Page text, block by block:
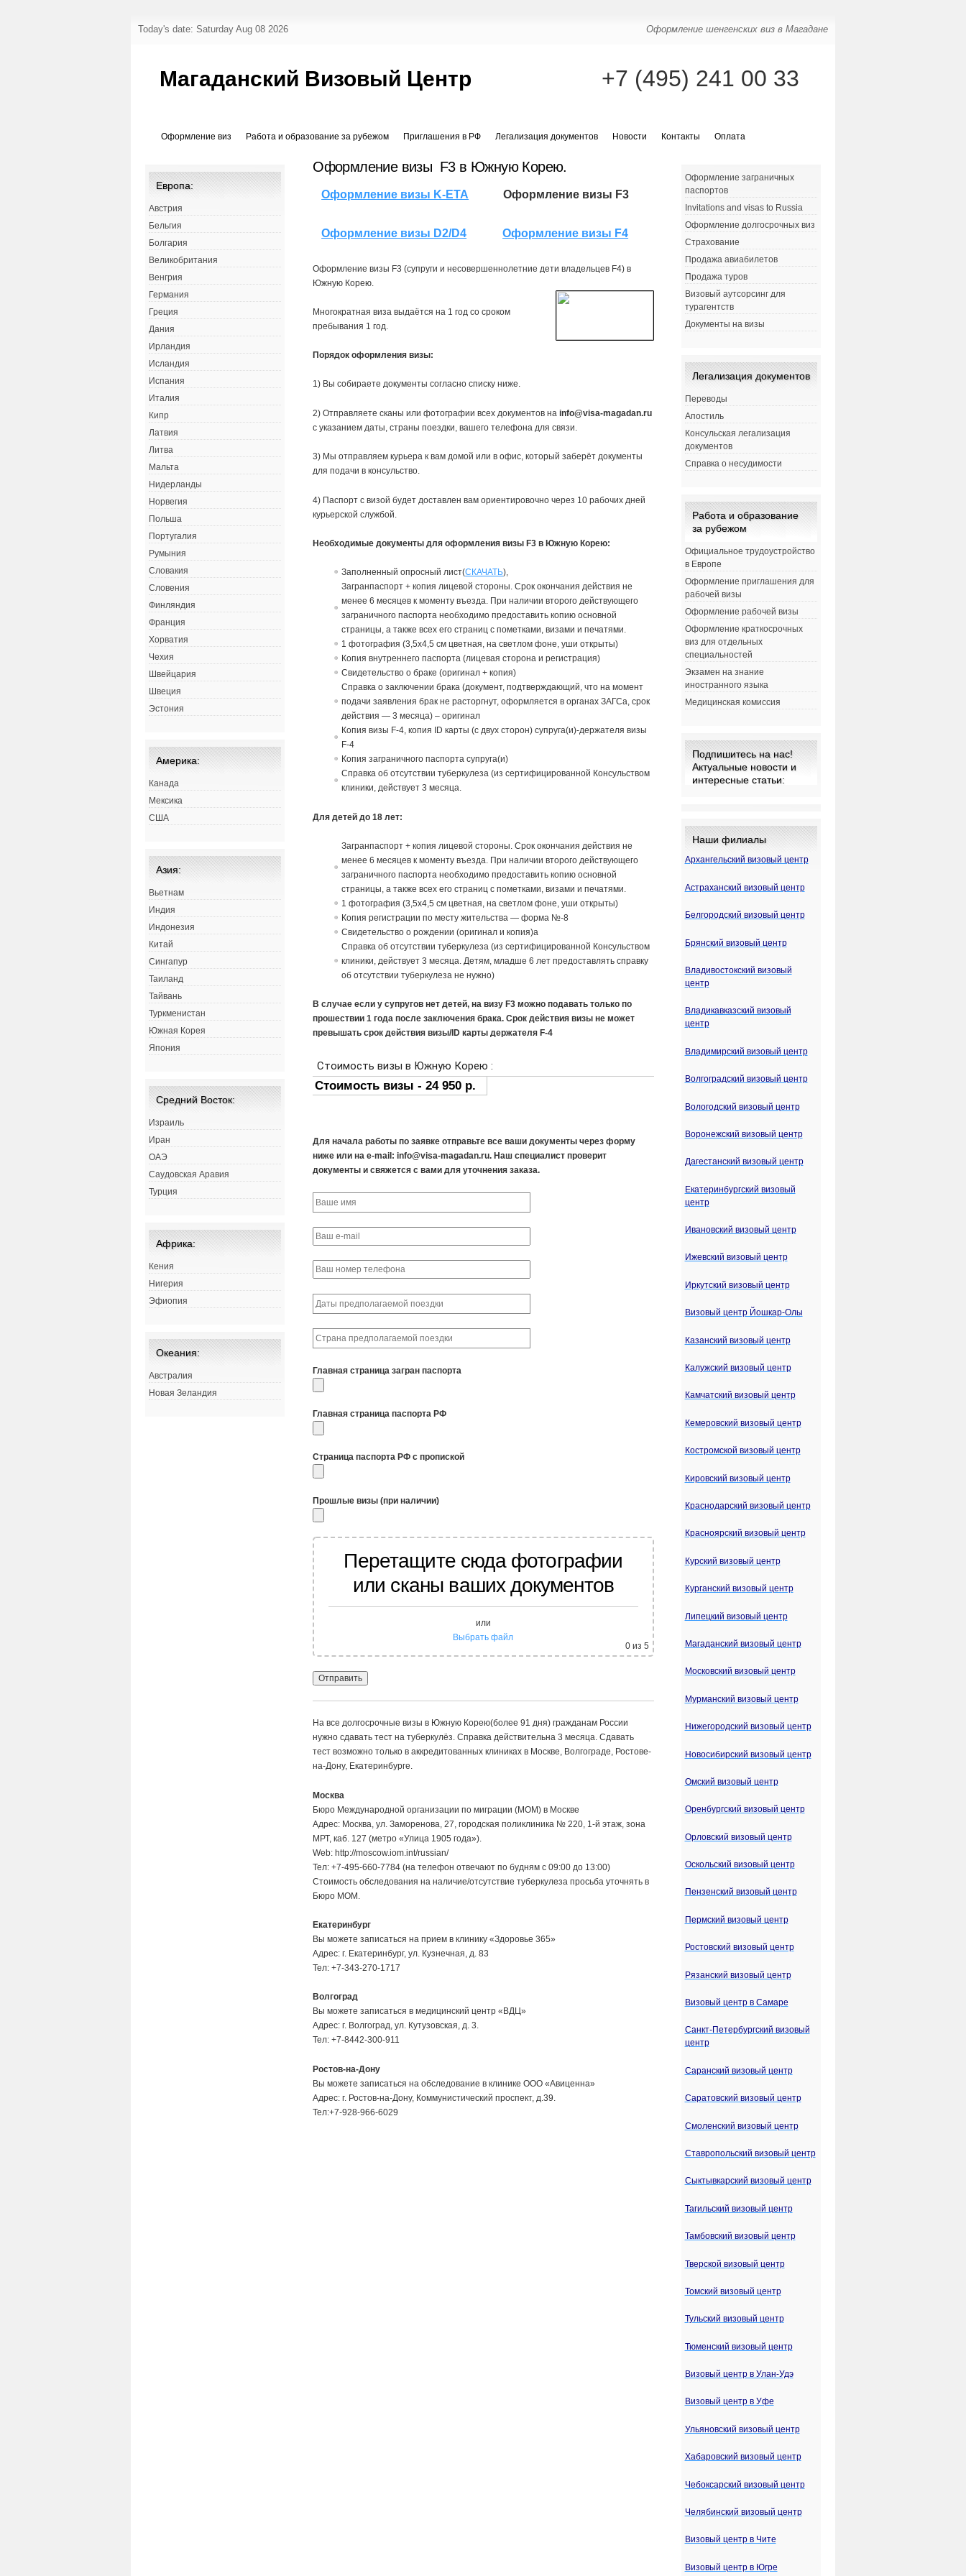
Оформление шенгенских виз в Магадане
Today's date: Saturday Aug 08 2026
Магаданский Визовый Центр +7 (495) 241 00 33
Оформление виз Работа и образование за рубежом Приглашения в РФ Легализация документов Новости Контакты Оплата
Оформление визы F3 в Южную Корею.
Оформление визы K-ETA Оформление визы F3
Оформление визы D2/D4 Оформление визы F4
Оформление визы F3 (супруги и несовершеннолетние дети владельцев F4) в
Южную Корею.
Многократная виза выдаётся на 1 год со сроком
пребывания 1 год.
Порядок оформления визы:
1) Вы собираете документы согласно списку ниже.
2) Отправляете сканы или фотографии всех документов наinfo@visa-magadan.ru
с указанием даты, страны поездки, вашего телефона для связи.
3) Мы отправляем курьера к вам домой или в офис, который заберёт документы
для подачи в консульство.
4) Паспорт с визой будет доставлен вам ориентировочно через 10 рабочих дней
курьерской службой.
Необходимые документы для оформления визы F3 в Южную Корею:
Заполненный опросный лист(СКАЧАТЬ),
Загранпаспорт + копия лицевой стороны. Срок окончания действия не
менее 6 месяцев к моменту въезда. При наличии второго действующего
заграничного паспорта необходимо предоставить копию основной
страницы, а также всех его страниц с пометками, визами и печатями.
1 фотография (3,5х4,5 см цветная, на светлом фоне, уши открыты)
Копия внутреннего паспорта (лицевая сторона и регистрация)
Свидетельство о браке (оригинал + копия)
Справка о заключении брака (документ, подтверждающий, что на момент
подачи заявления брак не расторгнут, оформляется в органах ЗАГСа, срок
действия — 3 месяца) – оригинал
Копия визы F-4, копия ID карты (с двух сторон) супруга(и)-держателя визы
F-4
Копия заграничного паспорта супруга(и)
Справка об отсутствии туберкулеза (из сертифицированной Консульством
клиники, действует 3 месяца.
Для детей до 18 лет:
Загранпаспорт + копия лицевой стороны. Срок окончания действия не
менее 6 месяцев к моменту въезда. При наличии второго действующего
заграничного паспорта необходимо предоставить копию основной
страницы, а также всех его страниц с пометками, визами и печатями.
1 фотография (3,5х4,5 см цветная, на светлом фоне, уши открыты)
Копия регистрации по месту жительства — форма №-8
Свидетельство о рождении (оригинал и копия)а
Справка об отсутствии туберкулеза (из сертифицированной Консульством
клиники, действует 3 месяца. Детям, младше 6 лет предоставлять справку
об отсутствии туберкулеза не нужно)
В случае если у супругов нет детей, на визу F3 можно подавать только по
прошествии 1 года после заключения брака. Срок действия визы не может
превышать срок действия визы/ID карты держателя F-4
Для начала работы по заявке отправьте все ваши документы через форму
ниже или на e-mail: info@visa-magadan.ru. Наш специалист проверит
документы и свяжется с вами для уточнения заказа.
Главная страница загран паспорта
Главная страница паспорта РФ
Страница паспорта РФ с пропиской
Прошлые визы (при наличии)
Перетащите сюда фотографии
или сканы ваших документов
или
Выбрать файл
0из 5
На все долгосрочные визы в Южную Корею(более 91 дня) гражданам России
нужно сдавать тест на туберкулёз. Справка действительна 3 месяца. Сдавать
тест возможно только в аккредитованных клиниках в Москве, Волгограде, Ростове-
на-Дону, Екатеринбурге.
Москва
Бюро Международной организации по миграции (МОМ) в Москве
Адрес: Москва, ул. Заморенова, 27, городская поликлиника № 220, 1-й этаж, зона
МРТ, каб. 127 (метро «Улица 1905 года»).
Web: http://moscow.iom.int/russian/
Тел: +7-495-660-7784 (на телефон отвечают по будням с 09:00 до 13:00)
Стоимость обследования на наличие/отсутствие туберкулеза просьба уточнять в
Бюро МОМ.
Екатеринбург
Вы можете записаться на прием в клинику «Здоровье 365»
Адрес: г. Екатеринбург, ул. Кузнечная, д. 83
Тел: +7-343-270-1717
Волгоград
Вы можете записаться в медицинский центр «ВДЦ»
Адрес: г. Волгоград, ул. Кутузовская, д. 3.
Тел: +7-8442-300-911
Ростов-на-Дону
Вы можете записаться на обследование в клинике ООО «Авиценна»
Адрес: г. Ростов-на-Дону, Коммунистический проспект, д.39.
Тел:+7-928-966-6029
Европа:
Австрия
Бельгия
Болгария
Великобритания
Венгрия
Германия
Греция
Дания
Ирландия
Исландия
Испания
Италия
Кипр
Латвия
Литва
Мальта
Нидерланды
Норвегия
Польша
Португалия
Румыния
Словакия
Словения
Финляндия
Франция
Хорватия
Чехия
Швейцария
Швеция
Эстония
Америка:
Канада
Мексика
США
Азия:
Вьетнам
Индия
Индонезия
Китай
Сингапур
Таиланд
Тайвань
Туркменистан
Южная Корея
Япония
Средний Восток:
Израиль
Иран
ОАЭ
Саудовская Аравия
Турция
Африка:
Кения
Нигерия
Эфиопия
Океания:
Австралия
Новая Зеландия
Оформление заграничных
паспортов
Invitations and visas to Russia
Оформление долгосрочных виз
Страхование
Продажа авиабилетов
Продажа туров
Визовый аутсорсинг для
турагентств
Документы на визы
Легализация документов
Переводы
Апостиль
Консульская легализация
документов
Справка о несудимости
Работа и образование
за рубежом
Официальное трудоустройство
в Европе
Оформление приглашения для
рабочей визы
Оформление рабочей визы
Оформление краткосрочных
виз для отдельных
специальностей
Экзамен на знание
иностранного языка
Медицинская комиссия
Подпишитесь на нас!
Актуальные новости и
интересные статьи:
Наши филиалы
Архангельский визовый центр
Астраханский визовый центр
Белгородский визовый центр
Брянский визовый центр
Владивостокский визовый
центр
Владикавказский визовый
центр
Владимирский визовый центр
Волгоградский визовый центр
Вологодский визовый центр
Воронежский визовый центр
Дагестанский визовый центр
Екатеринбургский визовый
центр
Ивановский визовый центр
Ижевский визовый центр
Иркутский визовый центр
Визовый центр Йошкар-Олы
Казанский визовый центр
Калужский визовый центр
Камчатский визовый центр
Кемеровский визовый центр
Костромской визовый центр
Кировский визовый центр
Краснодарский визовый центр
Красноярский визовый центр
Курский визовый центр
Курганский визовый центр
Липецкий визовый центр
Магаданский визовый центр
Московский визовый центр
Мурманский визовый центр
Нижегородский визовый центр
Новосибирский визовый центр
Омский визовый центр
Оренбургский визовый центр
Орловский визовый центр
Оскольский визовый центр
Пензенский визовый центр
Пермский визовый центр
Ростовский визовый центр
Рязанский визовый центр
Визовый центр в Самаре
Санкт-Петербургский визовый
центр
Саранский визовый центр
Саратовский визовый центр
Смоленский визовый центр
Ставропольский визовый центр
Сыктывкарский визовый центр
Тагильский визовый центр
Тамбовский визовый центр
Тверской визовый центр
Томский визовый центр
Тульский визовый центр
Тюменский визовый центр
Визовый центр в Улан-Удэ
Визовый центр в Уфе
Ульяновский визовый центр
Хабаровский визовый центр
Чебоксарский визовый центр
Челябинский визовый центр
Визовый центр в Чите
Визовый центр в Югре